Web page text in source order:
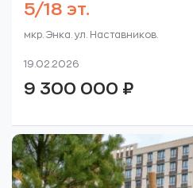
5/18 эт.
мкр. Энка. ул. Наставников.
19.02.2026
9 300 000 ₽